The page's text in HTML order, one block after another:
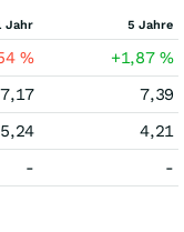
Jahr 5 Jahre
% +1,87%
7,17
7,39
5,24
4,21
- -